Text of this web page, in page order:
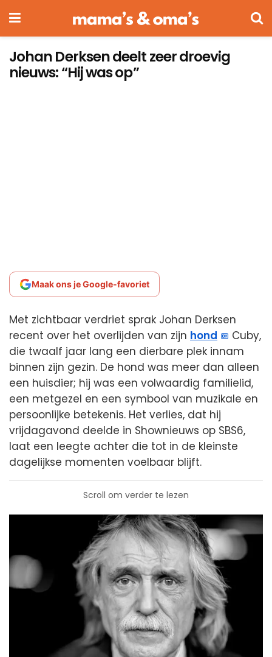
Johan Derksen deelt zeer droevig
nieuws: “Hij was op”
Maak ons je Google-favoriet
Met zichtbaar verdriet sprak Johan Derksen
recent over het overlijden van zijn hond
Cuby,
die twaalf jaar lang een dierbare plek innam
binnen zijn gezin. De hond was meer dan alleen
een huisdier; hij was een volwaardig familielid,
een metgezel en een symbool van muzikale en
persoonlijke betekenis. Het verlies, dat hij
vrijdagavond deelde in Shownieuws op SBS6,
laat een leegte achter die tot in de kleinste
dagelijkse momenten voelbaar blijft.
Scroll om verder te lezen